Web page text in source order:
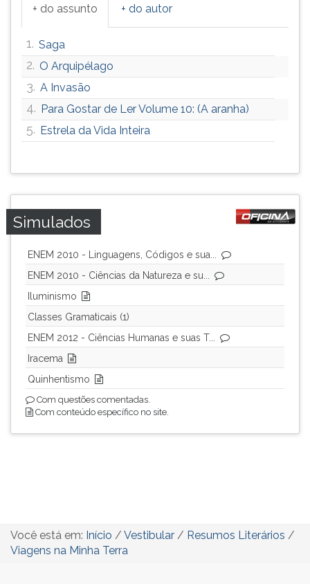
+ do assunto + do autor
1. Saga
2. O Arquipélago
3. A Invasão
4. Para Gostar de Ler Volume 10: (A aranha)
5. Estrela da Vida Inteira
Simulados
ENEM 2010 - Linguagens, Códigos e sua...
ENEM 2010 - Ciências da Natureza e su...
Iluminismo
Classes Gramaticais (1)
ENEM 2012 - Ciências Humanas e suas T...
Iracema
Quinhentismo
Com questões comentadas.
Com conteúdo específico no site.
Você está em: Início / Vestibular / Resumos Literários /
Viagens na Minha Terra